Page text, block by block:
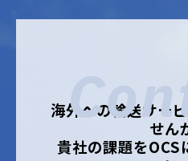
海外への輸送サー
せん
貴社の課題をOCS